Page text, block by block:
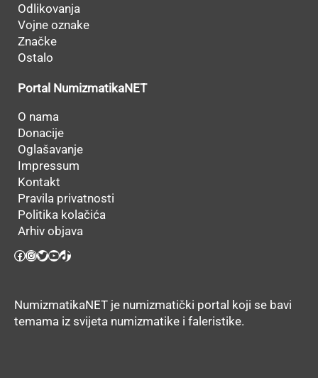
Odlikovanja
Vojne oznake
Značke
Ostalo
Portal NumizmatikaNET
O nama
Donacije
Oglašavanje
Impressum
Kontakt
Pravila privatnosti
Politika kolačića
Arhiv objava
Facebook
Instagram
Twitter
YouTube
TikTok
NumizmatikaNET je numizmatički portal koji se bavi
temama iz svijeta numizmatike i faleristike.